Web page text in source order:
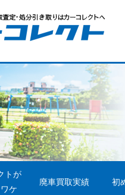
トが
ケ
廃車買取実績 初